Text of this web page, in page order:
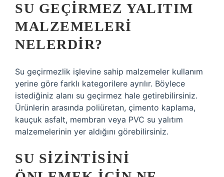
SU GEÇIRMEZ YALITIM
MALZEMELERI
NELERDIR?
Su geçirmezlik işlevine sahip malzemeler kullanım
yerine göre farklı kategorilere ayrılır. Böylece
istediğiniz alanı su geçirmez hale getirebilirsiniz.
Ürünlerin arasında poliüretan, çimento kaplama,
kauçuk asfalt, membran veya PVC su yalıtım
malzemelerinin yer aldığını görebilirsiniz.
SU SIZINTISINI